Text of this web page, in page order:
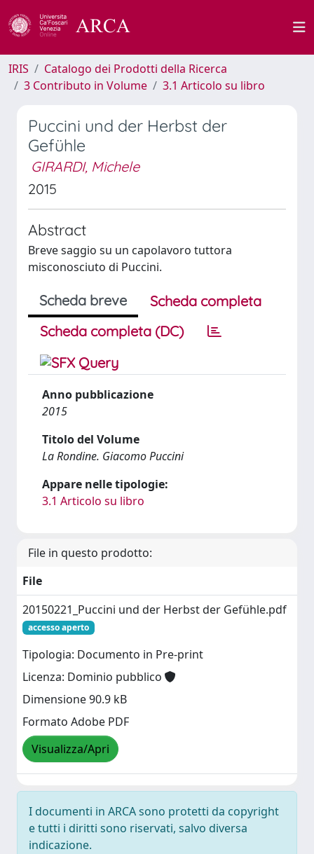
IRIS
Catalogo dei Prodotti della Ricerca
3 Contributo in Volume
3.1 Articolo su libro
Puccini und der Herbst der
Gefühle
GIRARDI, Michele
2015
Abstract
Breve saggio su un capolavoro tuttora
misconosciuto di Puccini.
Scheda breve
Scheda completa
Scheda completa (DC)
Anno pubblicazione
2015
Titolo del Volume
La Rondine. Giacomo Puccini
Appare nelle tipologie:
3.1 Articolo su libro
File in questo prodotto:
File
20150221_Puccini und der Herbst der Gefühle.pdf
accesso aperto
Tipologia: Documento in Pre-print
Licenza: Dominio pubblico
Dimensione 90.9 kB
Formato Adobe PDF
Visualizza/Apri
I documenti in ARCA sono protetti da copyright
e tutti i diritti sono riservati, salvo diversa
indicazione.